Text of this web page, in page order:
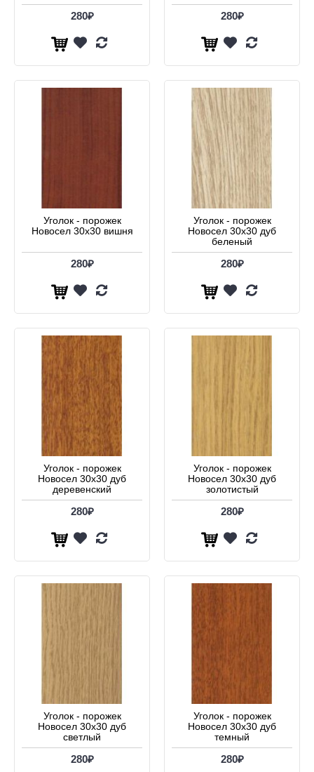
280₽ 280₽
Уголок - порожек
Новосел 30х30 вишня
280₽
Уголок - порожек
Новосел 30х30 дуб
беленый
280₽
Уголок - порожек
Новосел 30х30 дуб
деревенский
280₽
Уголок - порожек
Новосел 30х30 дуб
золотистый
280₽
Уголок - порожек
Новосел 30х30 дуб
светлый
280₽
Уголок - порожек
Новосел 30х30 дуб
темный
280₽